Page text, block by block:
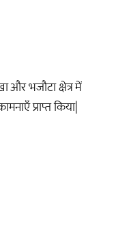
भजौटा क्षेत्र में
प्राप्त किया|